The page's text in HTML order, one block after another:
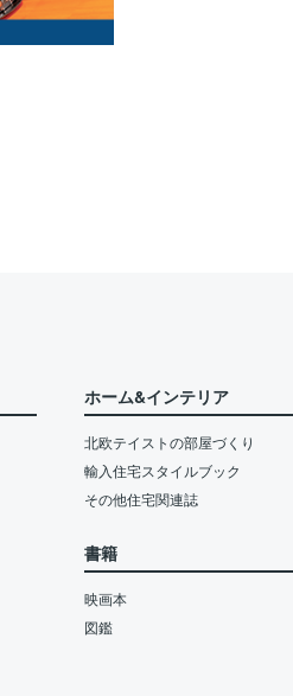
ホーム&インテリア
北欧テイストの部屋づくり
輸入住宅スタイルブック
その他住宅関連誌
書籍
映画本
図鑑